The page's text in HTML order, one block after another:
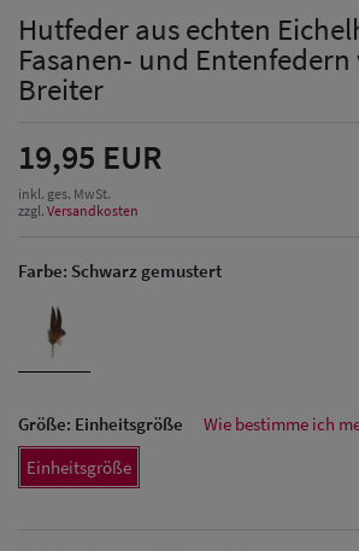
Herren Caps
Herren
Baseball Cpas
Hutfeder aus echten
Fasanen- und
Breiter
19,95 EUR
inkl. ges. MwSt.
zzgl. Versandkosten
Farbe: Schwarz gemustert
Größe: Einheitsgröße
Wie bestimme ich
Einheitsgröße